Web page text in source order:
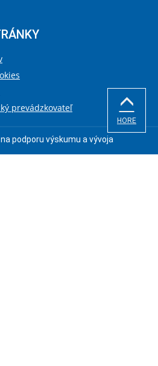
prevádzkovateľ
podporu výskumu a vývoja
HORE